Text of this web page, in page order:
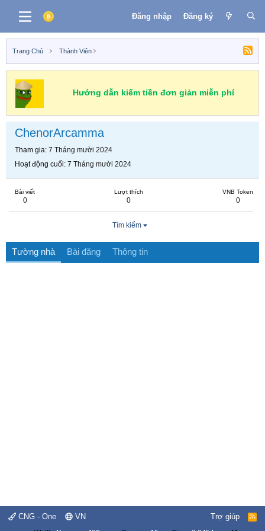
Đăng nhập Đăng ký
Trang Chủ Thành Viên
Hướng dẫn kiếm tiền đơn giản miễn phí
ChenorArcamma
Tham gia 7 Tháng mười 2024
Hoạt động cuối 7 Tháng mười 2024
Bài viết
0
Lượt thích
0
VNB Token
0
Tìm kiếm
Tường nhà Bài đăng Thông tin
CNG - One VN Trợ giúp
R